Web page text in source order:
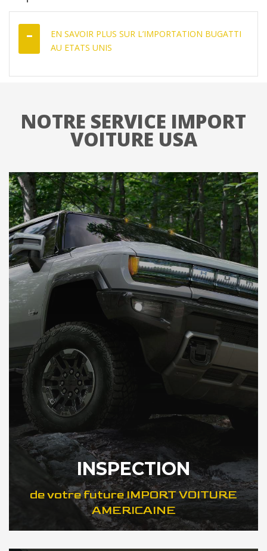
EN SAVOIR PLUS SUR L’IMPORTATION BUGATTI
AU ETATS UNIS
NOTRE SERVICE IMPORT
VOITURE USA
INSPECTION
de votre future IMPORT VOITURE
AMERICAINE